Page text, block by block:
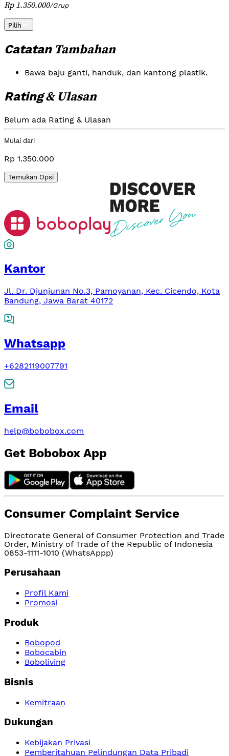
Rp 1.350.000/Grup
Pilih
CatatanTambahan
Bawa baju ganti, handuk, dan kantong plastik.
Rating& Ulasan
Belum ada Rating & Ulasan
Mulai dari
Rp 1.350.000
Temukan Opsi
Kantor
Jl. Dr. Djunjunan No.3, Pamoyanan, Kec. Cicendo, Kota
Bandung, Jawa Barat 40172
Whatsapp
+6282119007791
Email
help@bobobox.com
Get Bobobox App
Consumer Complaint Service
Directorate General of Consumer Protection and Trade
Order, Ministry of Trade of the Republic of Indonesia
0853-1111-1010 (WhatsAppp)
Perusahaan
Profil Kami
Promosi
Produk
Bobopod
Bobocabin
Boboliving
Bisnis
Kemitraan
Dukungan
Kebijakan Privasi
Pemberitahuan Pelindungan Data Pribadi